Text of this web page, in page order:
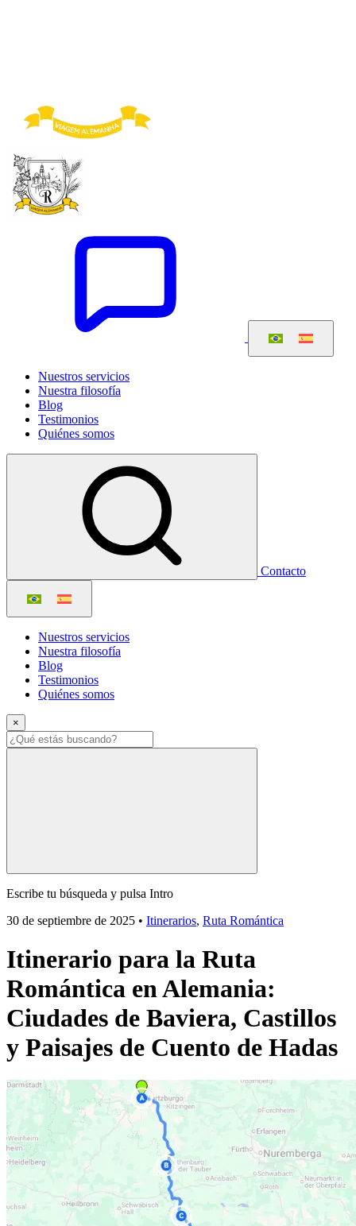
Nuestros servicios
Nuestra filosofía
Blog
Testimonios
Quiénes somos
Contacto
Nuestros servicios
Nuestra filosofía
Blog
Testimonios
Quiénes somos
×
Escribe tu búsqueda y pulsa Intro
30 de septiembre de 2025 • Itinerarios, Ruta Romántica
Itinerario para la Ruta
Romántica en Alemania:
Ciudades de Baviera, Castillos
y Paisajes de Cuento de Hadas